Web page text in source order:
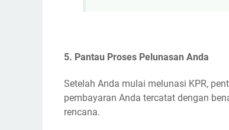
5. Pantau Proses Pelunasan Anda
Setelah Anda mulai melunasi KPR,
pembayaran Anda tercatat dengan
rencana.